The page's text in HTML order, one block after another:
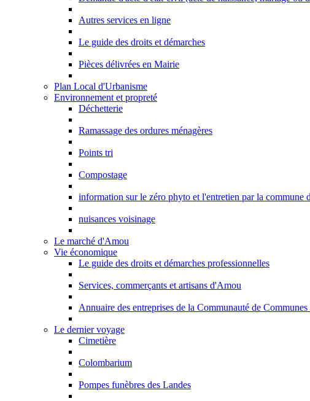
Autres services en ligne
Le guide des droits et démarches
Pièces délivrées en Mairie
Plan Local d'Urbanisme
Environnement et propreté
Déchetterie
Ramassage des ordures ménagères
Points tri
Compostage
information sur le zéro phyto et l'entretien par la commune
nuisances voisinage
Le marché d'Amou
Vie économique
Le guide des droits et démarches professionnelles
Services, commerçants et artisans d'Amou
Annuaire des entreprises de la Communauté de
Le dernier voyage
Cimetière
Colombarium
Pompes funèbres des Landes